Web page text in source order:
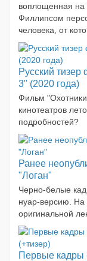
воплощенная на
Филлипсом
человека, от
Русский
3" (2020 года)
Фильм
кинотеатров
подробностей?
Ранее
"Логан"
Черно-белые
нуар-версию. На
оригинальной
Первые